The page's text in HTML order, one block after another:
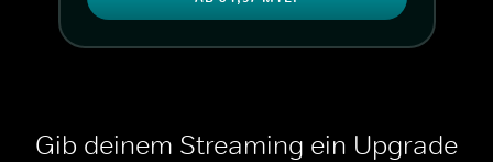
Gib deinem Streaming ein Upgrade